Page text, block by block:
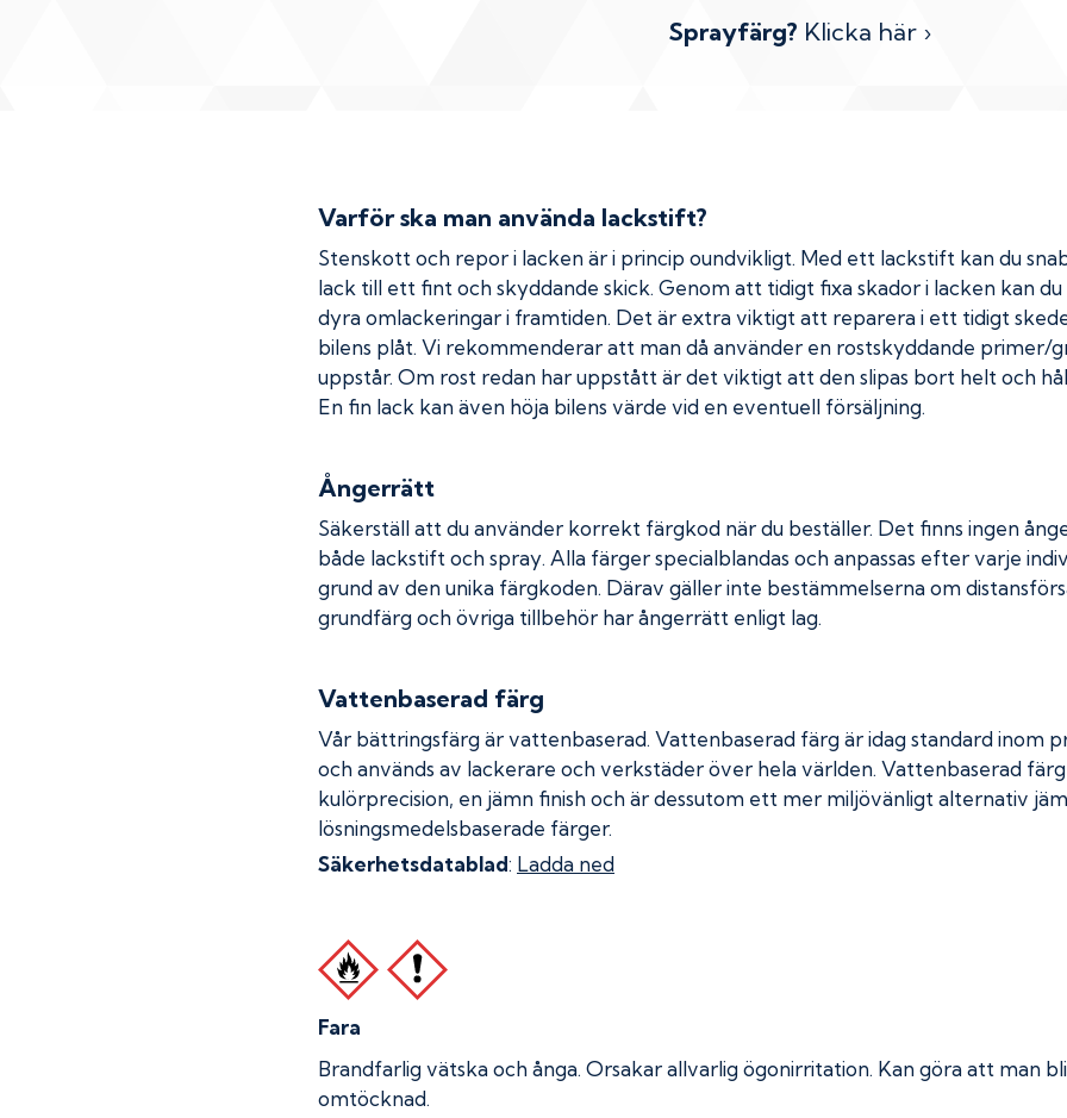
Sprayfärg? Klicka här ›
Varför ska man använda lackstift?
Stenskott och repor i lacken är i princip oundvikligt. Med ett lackstift kan du
lack till ett fint och skyddande skick. Genom att tidigt fixa skador i lacken kan
dyra omlackeringar i framtiden. Det är extra viktigt att reparera i ett tidigt
bilens plåt. Vi rekommenderar att man då använder en rostskyddande primer/
uppstår. Om rost redan har uppstått är det viktigt att den slipas bort helt och
En fin lack kan även höja bilens värde vid en eventuell försäljning.
Ångerrätt
Säkerställ att du använder korrekt färgkod när du beställer. Det finns ingen
både lackstift och spray. Alla färger specialblandas och anpassas efter varje
grund av den unika färgkoden. Därav gäller inte bestämmelserna om
grundfärg och övriga tillbehör har ångerrätt enligt lag.
Vattenbaserad färg
Vår bättringsfärg är vattenbaserad. Vattenbaserad färg är idag standard inom
och används av lackerare och verkstäder över hela världen. Vattenbaserad
kulörprecision, en jämn finish och är dessutom ett mer miljövänligt alternativ
lösningsmedelsbaserade färger.
Säkerhetsdatablad: Ladda ned
Fara
Brandfarlig vätska och ånga. Orsakar allvarlig ögonirritation. Kan göra att man
omtöcknad.